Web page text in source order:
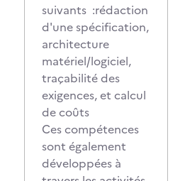
suivants :rédaction
d'une spécification,
architecture
matériel/logiciel,
traçabilité des
exigences, et calcul
de coûts
Ces compétences
sont également
développées à